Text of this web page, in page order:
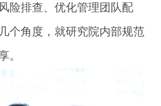
险排查、优化管理团队配
个角度，就研究院内部规范
。